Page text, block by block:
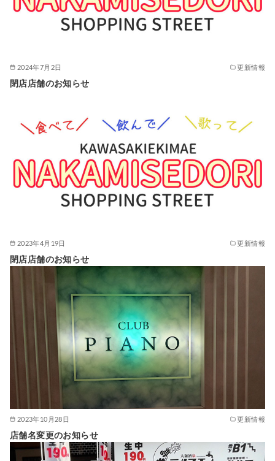
2024年7月2日 更新情報
閉店店舗のお知らせ
2023年4月19日 更新情報
閉店店舗のお知らせ
2023年10月28日 更新情報
店舗名変更のお知らせ